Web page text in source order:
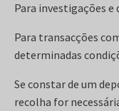
Para investigações e
Para transacções
determinadas
Se constar de um
recolha for